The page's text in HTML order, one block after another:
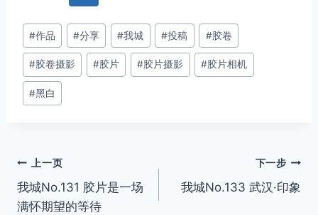
文
章
标
签：
#作品 #分享 #我城 #投稿 #胶卷
#胶卷摄影 #胶片 #胶片摄影 #胶片相机
#黑白
文
章
上一页
我城No.131 胶片是一场
满怀期望的等待
下一步
我城No.133 武汉·印象